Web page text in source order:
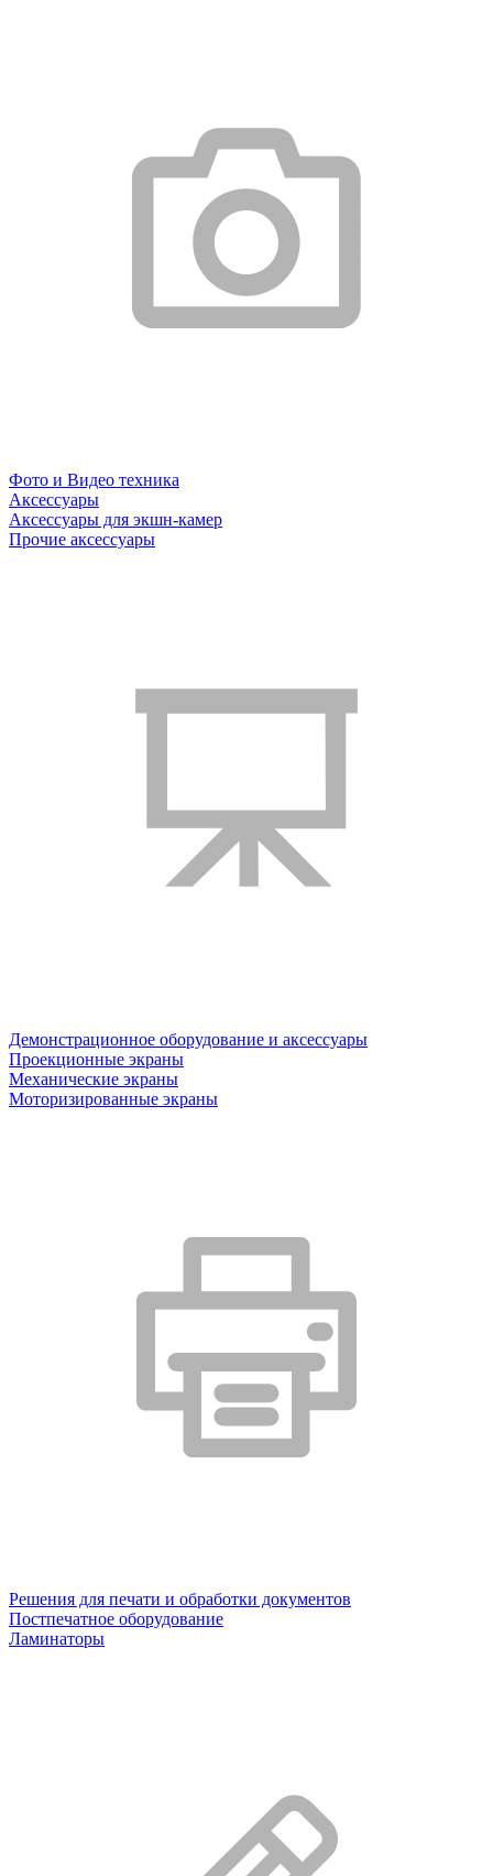
Фото и Видео техника
Аксессуары
Аксессуары для экшн-камер
Прочие аксессуары
Демонстрационное оборудование и аксессуары
Проекционные экраны
Механические экраны
Моторизированные экраны
Решения для печати и обработки документов
Постпечатное оборудование
Ламинаторы